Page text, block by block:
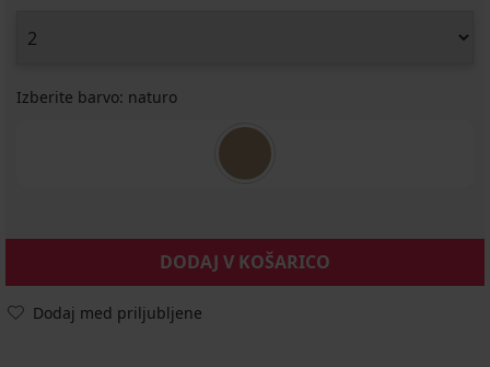
Izberite barvo: naturo
DODAJ V KOŠARICO
Dodaj med priljubljene